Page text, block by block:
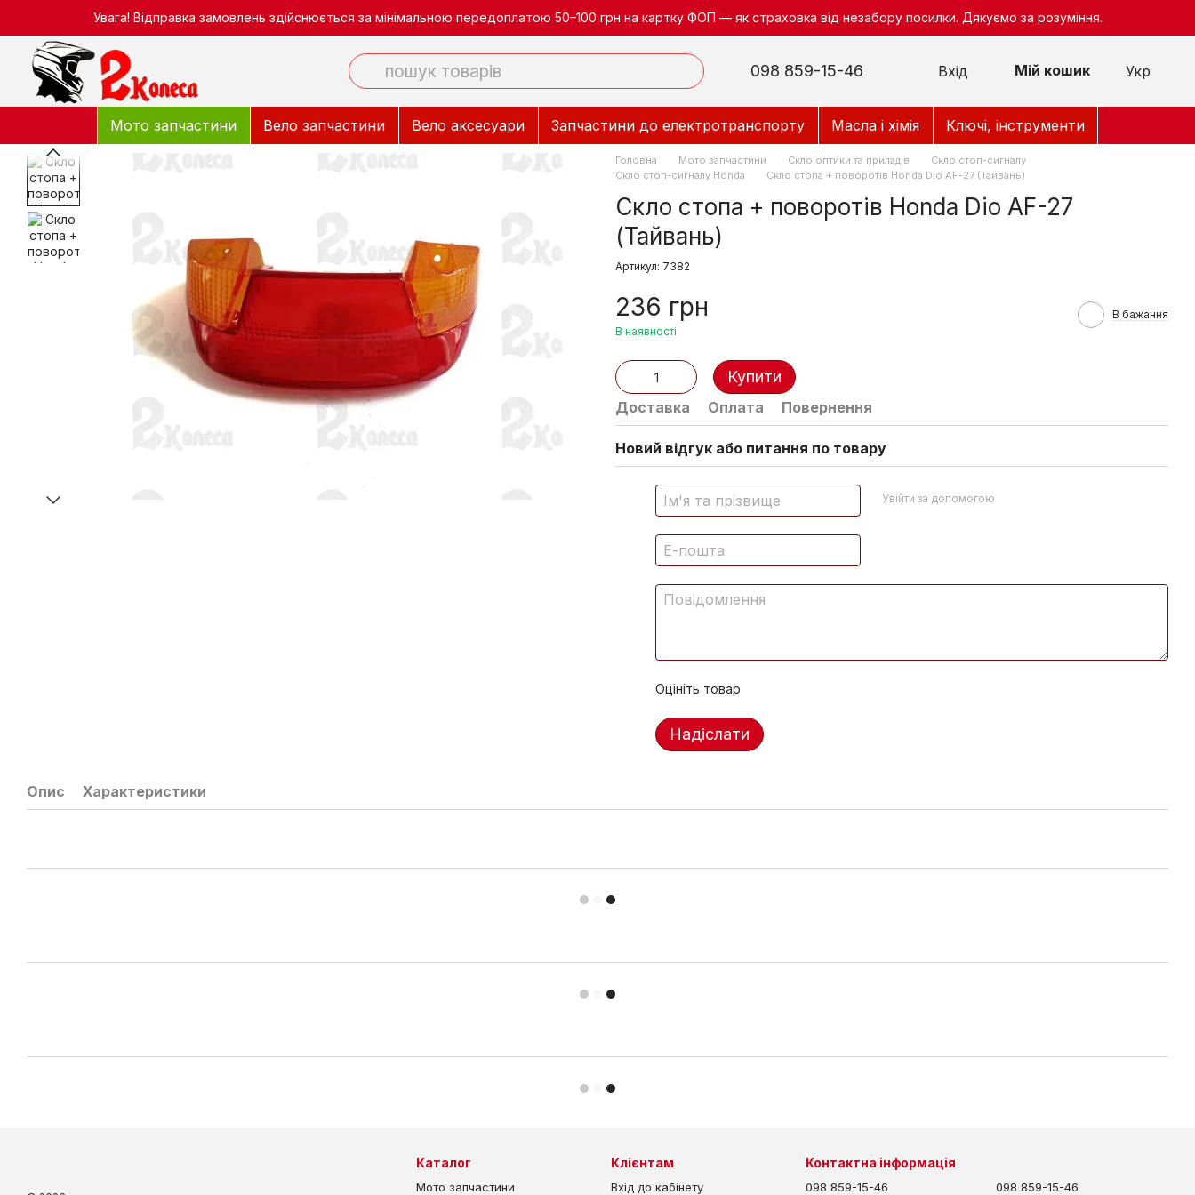
Перейти до основного контенту
Увага! Відправка замовлень здійснюється за мінімальною передоплатою 50–100 грн на картку ФОП — як страховка від незабору посилки. Дякуємо за розуміння.
098 859-15-46 Вхід Мій кошик Укр
Мото запчастини Вело запчастини Вело аксесуари Запчастини до електротранспорту Масла і хімія Ключі, інструменти
Головна Мото запчастини Скло оптики та приладів
Скло стоп-сигналу
Скло стоп-сигналу Honda
Скло стопа + поворотів Honda Dio AF-27 (Тайвань)
Скло стопа + поворотів Honda Dio AF-27
(Тайвань)
Артикул: 7382
236 грн
В наявності
В бажання
Купити
Доставка Оплата Повернення
Новий відгук або питання по товару
Увійти за допомогою
Оцініть товар
Надіслати
Опис Характеристики
Каталог
Мото запчастини
Клієнтам
Вхід до кабінету
Контактна інформація
098 859-15-46 098 859-15-46